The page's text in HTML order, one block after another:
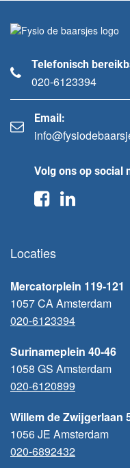
Telefonisch
020-6123394
Email:
Volg ons op social
Locaties
Mercatorplein 119-121
1057 CA Amsterdam
020-6123394
Surinameplein 40-46
1058 GS Amsterdam
020-6120899
Willem de Zwijgerlaan
1056 JE Amsterdam
020-6892432